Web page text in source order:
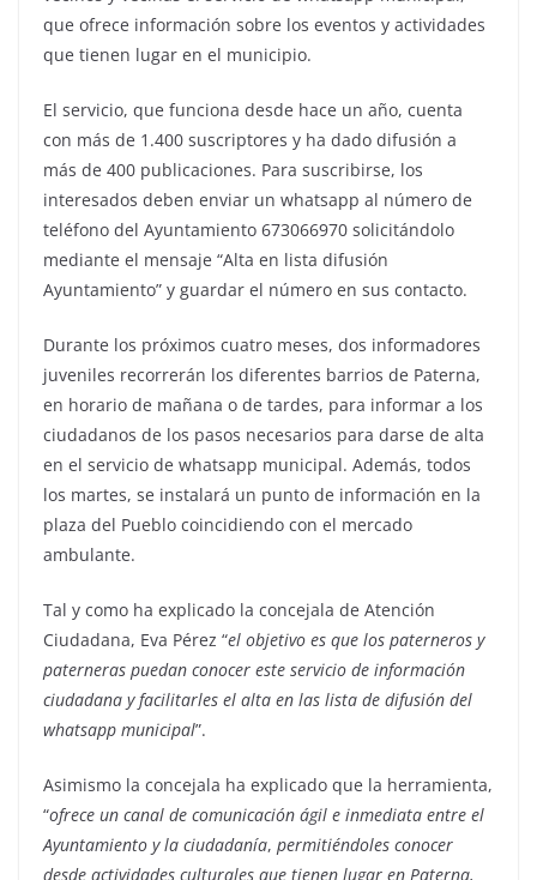
que ofrece información sobre los eventos y actividades
que tienen lugar en el municipio.
El servicio, que funciona desde hace un año, cuenta
con más de 1.400 suscriptores y ha dado difusión a
más de 400 publicaciones. Para suscribirse, los
interesados deben enviar un whatsapp al número de
teléfono del Ayuntamiento 673066970 solicitándolo
mediante el mensaje “Alta en lista difusión
Ayuntamiento” y guardar el número en sus contacto.
Durante los próximos cuatro meses, dos informadores
juveniles recorrerán los diferentes barrios de Paterna,
en horario de mañana o de tardes, para informar a los
ciudadanos de los pasos necesarios para darse de alta
en el servicio de whatsapp municipal. Además, todos
los martes, se instalará un punto de información en la
plaza del Pueblo coincidiendo con el mercado
ambulante.
Tal y como ha explicado la concejala de Atención
Ciudadana, Eva Pérez “el objetivo es que los paterneros y
paterneras puedan conocer este servicio de información
ciudadana y facilitarles el alta en las lista de difusión del
whatsapp municipal”.
Asimismo la concejala ha explicado que la herramienta,
“ofrece un canal de comunicación ágil e inmediata entre el
Ayuntamiento y la ciudadanía, permitiéndoles conocer
desde actividades culturales que tienen lugar en Paterna,